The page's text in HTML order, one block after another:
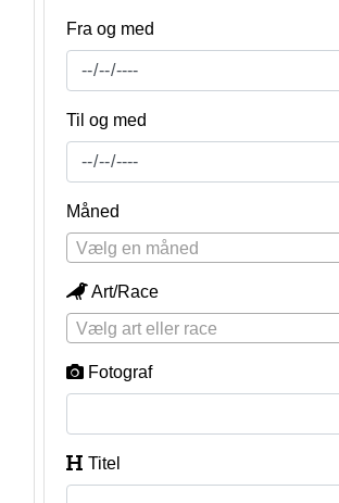
Fra og med
Til og med
Måned
Vælg en måned
Art/Race
Vælg art eller race
Fotograf
Titel